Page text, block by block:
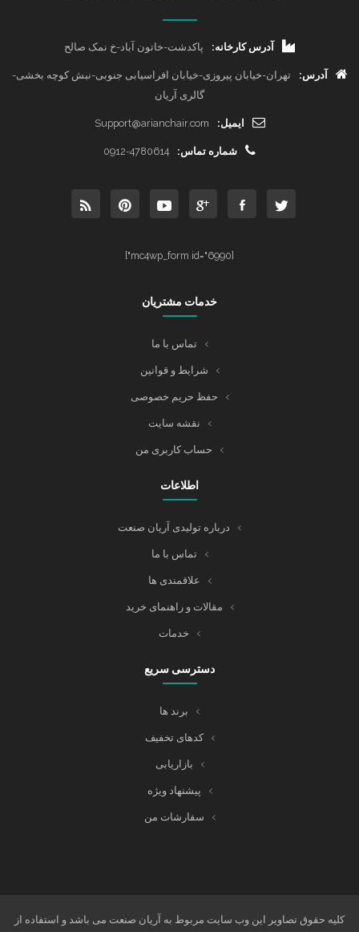
آدرس کارخانه: پاکدشت-خاتون آباد-خ نمک صالح
آدرس:
تهران-خیابان پیروزی-خیابان افراسیابی جنوبی-نبش کوچه بخشی-
گالری آریان
ایمیل: Support@arianchair.com
شماره تماس: 0912-4780614
[mc4wp_form id="6990"]
خدمات مشتریان
تماس با ما
شرایط و قوانین
حفظ حریم خصوصی
نقشه سایت
حساب کاربری من
اطلاعات
درباره تولیدی آریان صنعت
تماس با ما
علاقمندی ها
مقالات و راهنمای خرید
خدمات
دسترسی سریع
برند ها
کدهای تخفیف
بازاریابی
پیشنهاد ویژه
سفارشات من
کلیه حقوق تصاویر این وب سایت مربوط به آریان صنعت می باشد و استفاده از